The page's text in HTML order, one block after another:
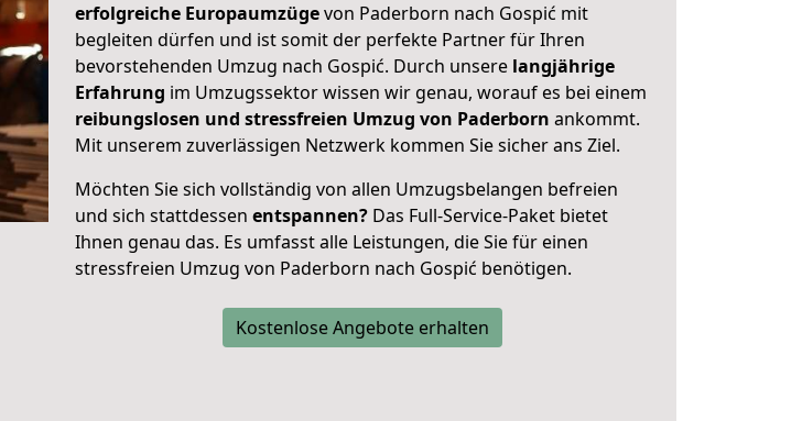
erfolgreiche Europaumzügevon Paderborn nach Gospić mit
begleiten dürfen und ist somit der perfekte Partner für Ihren
bevorstehenden Umzug nach Gospić. Durch unsere langjährige
Erfahrung im Umzugssektor wissen wir genau, worauf es bei einem
reibungslosen und stressfreien Umzug von Paderborn ankommt.
Mit unserem zuverlässigen Netzwerk kommen Sie sicher ans Ziel.
Möchten Sie sich vollständig von allen Umzugsbelangen befreien
und sich stattdessen entspannen? Das Full-Service-Paket bietet
Ihnen genau das. Es umfasst alle Leistungen, die Sie für einen
stressfreien Umzug von Paderborn nach Gospić benötigen.
Kostenlose Angebote erhalten